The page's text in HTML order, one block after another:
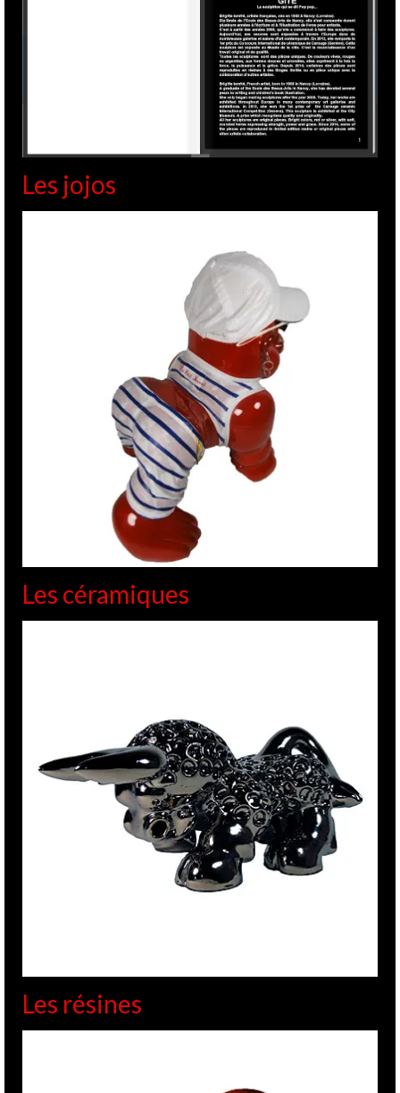
Les jojos
Les céramiques
Les résines